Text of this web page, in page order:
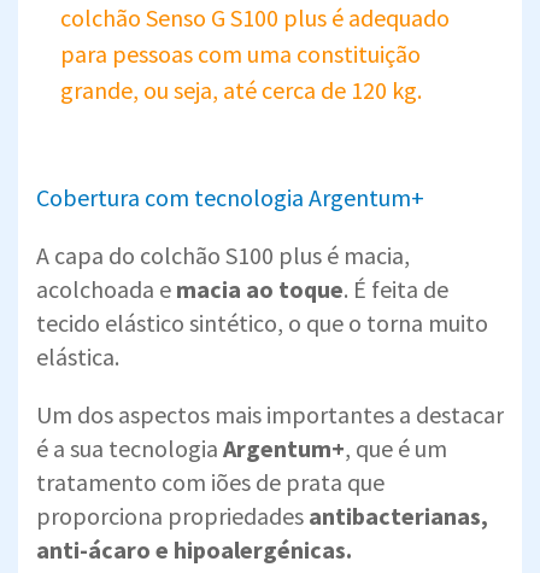
colchão Senso G S100 plus é adequado
para pessoas com uma constituição
grande, ou seja, até cerca de 120 kg.
Cobertura com tecnologia Argentum+
A capa do colchão S100 plus é macia,
acolchoada e macia ao toque. É feita de
tecido elástico sintético, o que o torna muito
elástica.
Um dos aspectos mais importantes a destacar
é a sua tecnologia Argentum+, que é um
tratamento com iões de prata que
proporciona propriedades antibacterianas,
anti-ácaro e hipoalergénicas.